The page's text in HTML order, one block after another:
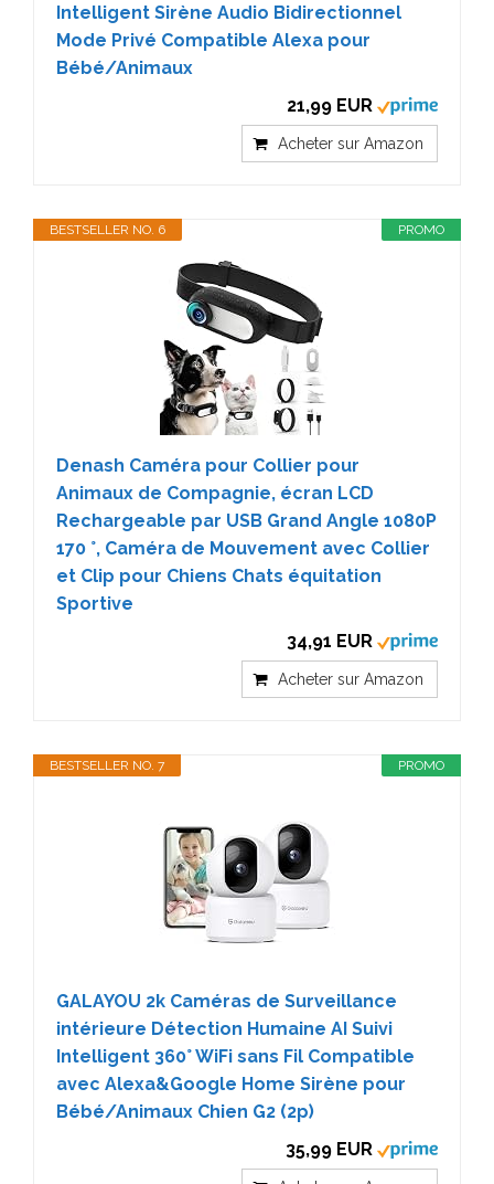
Intelligent Sirène Audio Bidirectionnel
Mode Privé Compatible Alexa pour
Bébé/Animaux
21,99 EUR
Acheter sur Amazon
PROMO
BESTSELLER NO. 6
Denash Caméra pour Collier pour
Animaux de Compagnie, écran LCD
Rechargeable par USB Grand Angle 1080P
170 °, Caméra de Mouvement avec Collier
et Clip pour Chiens Chats équitation
Sportive
34,91 EUR
Acheter sur Amazon
PROMO
BESTSELLER NO. 7
GALAYOU 2k Caméras de Surveillance
intérieure Détection Humaine AI Suivi
Intelligent 360° WiFi sans Fil Compatible
avec Alexa&Google Home Sirène pour
Bébé/Animaux Chien G2 (2p)
35,99 EUR